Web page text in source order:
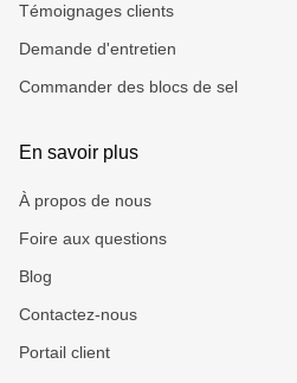
Témoignages clients
Demande d'entretien
Commander des blocs de sel
En savoir plus
À propos de nous
Foire aux questions
Blog
Contactez-nous
Portail client